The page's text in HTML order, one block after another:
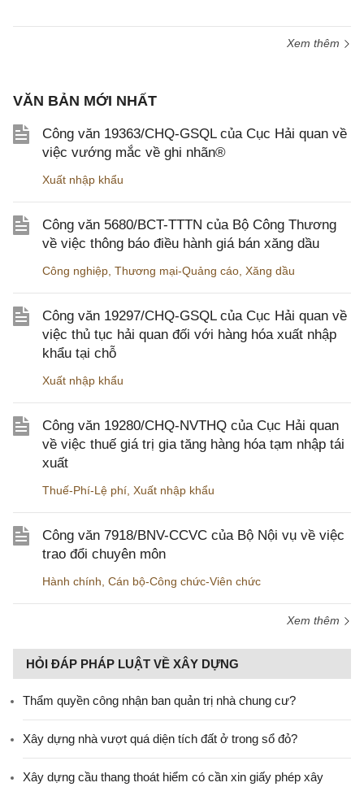
Xem thêm
VĂN BẢN MỚI NHẤT
Công văn 19363/CHQ-GSQL của Cục Hải quan về
việc vướng mắc về ghi nhãn®
Xuất nhập khẩu
Công văn 5680/BCT-TTTN của Bộ Công Thương
về việc thông báo điều hành giá bán xăng dầu
Công nghiệp Thương mại-Quảng cáo Xăng dầu
Công văn 19297/CHQ-GSQL của Cục Hải quan về
việc thủ tục hải quan đối với hàng hóa xuất nhập
khẩu tại chỗ
Xuất nhập khẩu
Công văn 19280/CHQ-NVTHQ của Cục Hải quan
về việc thuế giá trị gia tăng hàng hóa tạm nhập tái
xuất
Thuế-Phí-Lệ phí Xuất nhập khẩu
Công văn 7918/BNV-CCVC của Bộ Nội vụ về việc
trao đổi chuyên môn
Hành chính Cán bộ-Công chức-Viên chức
Xem thêm
HỎI ĐÁP PHÁP LUẬT VỀ XÂY DỰNG
Thẩm quyền công nhận ban quản trị nhà chung cư?
Xây dựng nhà vượt quá diện tích đất ở trong sổ đỏ?
Xây dựng cầu thang thoát hiểm có cần xin giấy phép xây